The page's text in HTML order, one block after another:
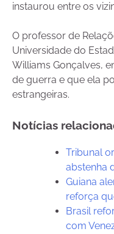
instaurou entre os
O professor de
Universidade do
Williams Gonçalves,
de guerra e que ela
estrangeiras.
Notícias
Tribunal
abstenha
Guiana
reforça
Brasil
com